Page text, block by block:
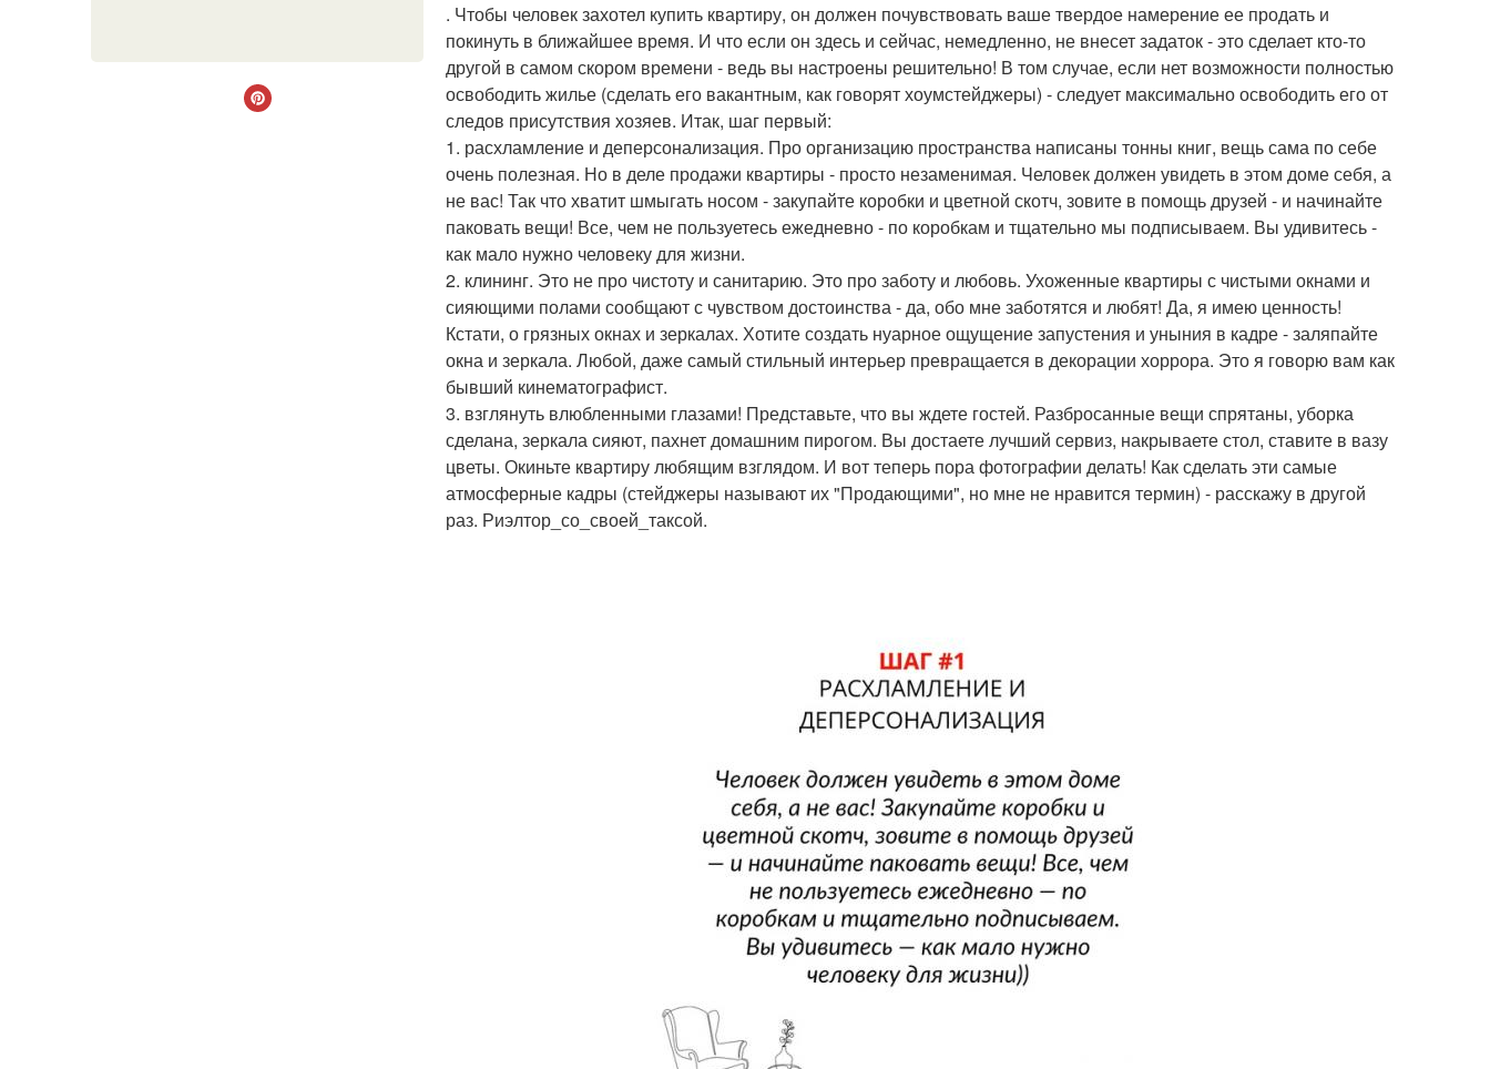
. Чтобы человек захотел купить квартиру, он должен почувствовать ваше твердое намерение ее продать и
покинуть в ближайшее время. И что если он здесь и сейчас, немедленно, не внесет задаток - это сделает кто-то
другой в самом скором времени - ведь вы настроены решительно! В том случае, если нет возможности полностью
освободить жилье (сделать его вакантным, как говорят хоумстейджеры) - следует максимально освободить его от
следов присутствия хозяев. Итак, шаг первый:
1. расхламление и деперсонализация. Про организацию пространства написаны тонны книг, вещь сама по себе
очень полезная. Но в деле продажи квартиры - просто незаменимая. Человек должен увидеть в этом доме себя, а
не вас! Так что хватит шмыгать носом - закупайте коробки и цветной скотч, зовите в помощь друзей - и начинайте
паковать вещи! Все, чем не пользуетесь ежедневно - по коробкам и тщательно мы подписываем. Вы удивитесь -
как мало нужно человеку для жизни.
2. клининг. Это не про чистоту и санитарию. Это про заботу и любовь. Ухоженные квартиры с чистыми окнами и
сияющими полами сообщают с чувством достоинства - да, обо мне заботятся и любят! Да, я имею ценность!
Кстати, о грязных окнах и зеркалах. Хотите создать нуарное ощущение запустения и уныния в кадре - заляпайте
окна и зеркала. Любой, даже самый стильный интерьер превращается в декорации хоррора. Это я говорю вам как
бывший кинематографист.
3. взглянуть влюбленными глазами! Представьте, что вы ждете гостей. Разбросанные вещи спрятаны, уборка
сделана, зеркала сияют, пахнет домашним пирогом. Вы достаете лучший сервиз, накрываете стол, ставите в вазу
цветы. Окиньте квартиру любящим взглядом. И вот теперь пора фотографии делать! Как сделать эти самые
атмосферные кадры (стейджеры называют их "Продающими", но мне не нравится термин) - расскажу в другой
раз. Риэлтор_со_своей_таксой.